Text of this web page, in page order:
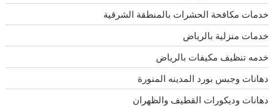
خدمات مكافحة الحشرات بالمنطقة الشرقية
خدمات منزلية بالرياض
خدمه تنظيف مكيفات بالرياض
دهانات وجبس بورد المدينه المنورة
دهانات وديكورات القطيف والظهران